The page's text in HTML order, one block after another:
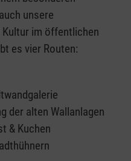
unsere
im öffentlichen
es vier Routen:
der alten Wallanlagen
& Kuchen